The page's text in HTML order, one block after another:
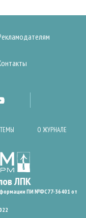
О ЖУРНАЛЕ
ПИ №ФС77-36401 от